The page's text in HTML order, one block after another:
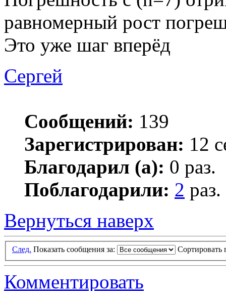
равномерный рост
Это уже шаг вперёд
Сергей
Сообщений: 139
Зарегистрирован: 12
Благодарил (а): 0 раз.
Поблагодарили: 2 раз.
Вернуться наверх
След. Показать сообщения за: Сортировать
Комментировать